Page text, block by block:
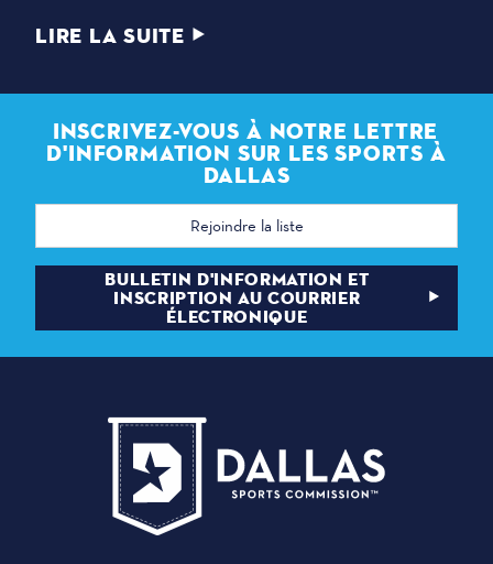
LIRE LA SUITE
INSCRIVEZ-VOUS À NOTRE LETTRE
D'INFORMATION SUR LES SPORTS À
DALLAS
Adresse
BULLETIN D'INFORMATION ET
INSCRIPTION AU COURRIER
ÉLECTRONIQUE